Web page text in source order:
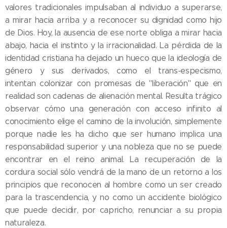
valores tradicionales impulsaban al individuo a superarse,
a mirar hacia arriba y a reconocer su dignidad como hijo
de Dios. Hoy, la ausencia de ese norte obliga a mirar hacia
abajo, hacia el instinto y la irracionalidad. La pérdida de la
identidad cristiana ha dejado un hueco que la ideología de
género y sus derivados, como el trans-especismo,
intentan colonizar con promesas de "liberación" que en
realidad son cadenas de alienación mental. Resulta trágico
observar cómo una generación con acceso infinito al
conocimiento elige el camino de la involución, simplemente
porque nadie les ha dicho que ser humano implica una
responsabilidad superior y una nobleza que no se puede
encontrar en el reino animal. La recuperación de la
cordura social sólo vendrá de la mano de un retorno a los
principios que reconocen al hombre como un ser creado
para la trascendencia, y no como un accidente biológico
que puede decidir, por capricho, renunciar a su propia
naturaleza.